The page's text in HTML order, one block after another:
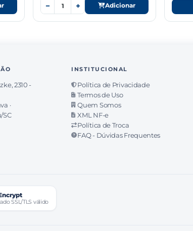
− + Adicionar
2310 -
·
INSTITUCIONAL
Política de Privacidade
Termos de Uso
Quem Somos
XML NF-e
Política de Troca
FAQ - Dúvidas Frequentes
SSL/TLS válido